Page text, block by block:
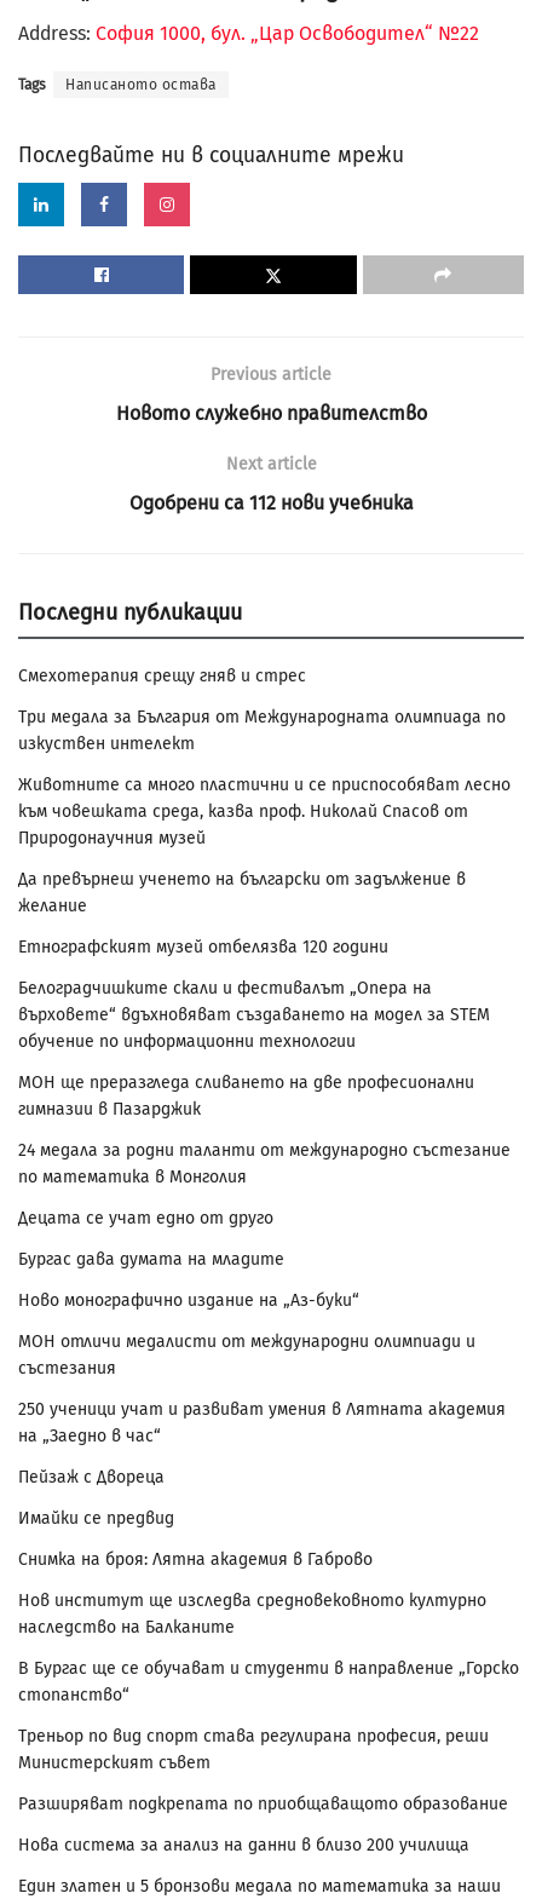
Address: София 1000, бул. „Цар Освободител“ №22
Tags Написаното остава
Последвайте ни в социалните мрежи
Previous article
Новото служебно правителство
Next article
Одобрени са 112 нови учебника
Последни публикации
Смехотерапия срещу гняв и стрес
Три медала за България от Международната олимпиада по
изкуствен интелект
Животните са много пластични и се приспособяват лесно
към човешката среда, казва проф. Николай Спасов от
Природонаучния музей
Да превърнеш ученето на български от задължение в
желание
Етнографският музей отбелязва 120 години
Белоградчишките скали и фестивалът „Опера на
върховете“ вдъхновяват създаването на модел за STEM
обучение по информационни технологии
МОН ще преразгледа сливането на две професионални
гимназии в Пазарджик
24 медала за родни таланти от международно състезание
по математика в Монголия
Децата се учат едно от друго
Бургас дава думата на младите
Ново монографично издание на „Аз-буки“
МОН отличи медалисти от международни олимпиади и
състезания
250 ученици учат и развиват умения в Лятната академия
на „Заедно в час“
Пейзаж с Двореца
Имайки се предвид
Снимка на броя: Лятна академия в Габрово
Нов институт ще изследва средновековното културно
наследство на Балканите
В Бургас ще се обучават и студенти в направление „Горско
стопанство“
Треньор по вид спорт става регулирана професия, реши
Министерският съвет
Разширяват подкрепата по приобщаващото образование
Нова система за анализ на данни в близо 200 училища
Един златен и 5 бронзови медала по математика за наши